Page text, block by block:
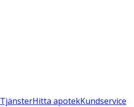
TjänsterHitta apotekKundservice